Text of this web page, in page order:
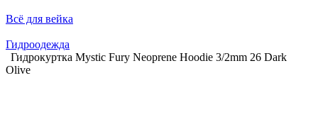
Всё для вейка
Гидроодежда
Гидрокуртка Mystic Fury Neoprene Hoodie 3/2mm 26 Dark
Olive